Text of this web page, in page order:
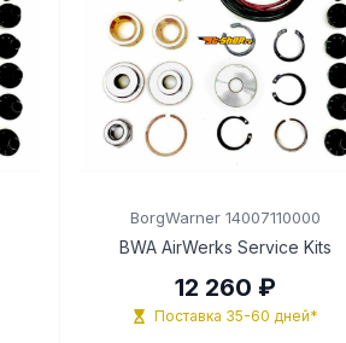
BorgWarner 14007110000
BWA AirWerks Service Kits
12 260 ₽
Поставка 35-60 дней*